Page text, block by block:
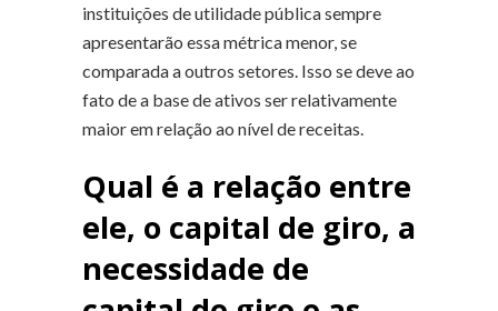
instituições de utilidade pública sempre
apresentarão essa métrica menor, se
comparada a outros setores. Isso se deve ao
fato de a base de ativos ser relativamente
maior em relação ao nível de receitas.
Qual é a relação entre
ele, o capital de giro, a
necessidade de